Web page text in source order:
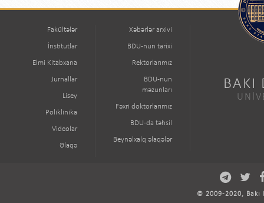
Fakültələr
İnstitutlar
Elmi Kitabxana
Jurnallar
Lisey
Poliklinika
Videolar
Əlaqə
Xəbərlər arxivi
BDU-nun tarixi
Rektorlarımız
BDU-nun
məzunları
Fəxri doktorlarımız
BDU-da təhsil
Beynəlxalq əlaqələr
BAKI
© 2009-2020,